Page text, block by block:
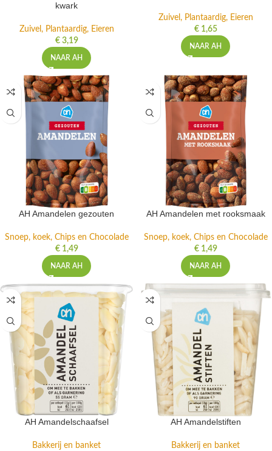
kwark
Zuivel, Plantaardig, Eieren
€3,19
NAAR AH
Zuivel, Plantaardig, Eieren
€1,65
NAAR AH
AH Amandelen gezouten
Snoep, koek, Chips en Chocolade
€1,49
NAAR AH
AH Amandelen met rooksmaak
Snoep, koek, Chips en Chocolade
€1,49
NAAR AH
AH Amandelschaafsel
Bakkerij en banket
AH Amandelstiften
Bakkerij en banket